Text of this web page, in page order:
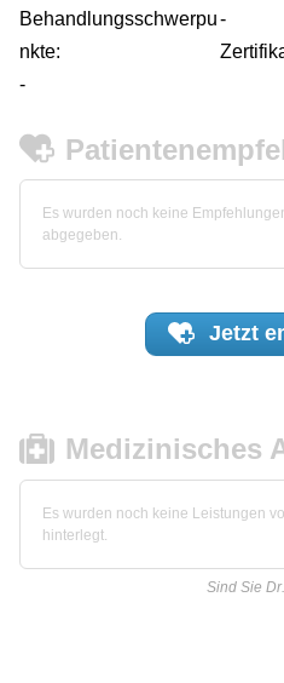
Behandlungsschwerpu
nkte:
-
-
Es wurden noch keine
abgegeben.
Jetzt
Medizinisches
Es wurden noch keine Leistungen
hinterlegt.
Sind Sie